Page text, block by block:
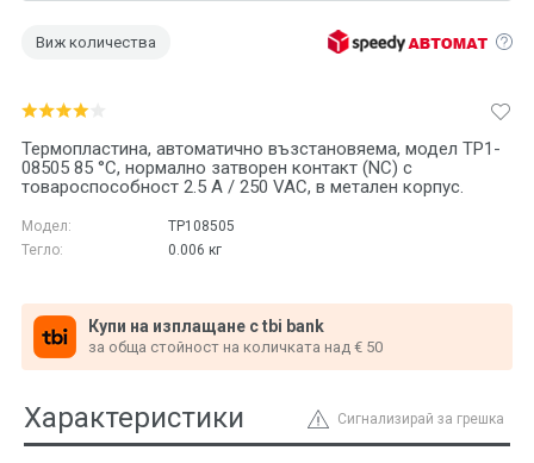
Термопластина, автоматично възстановяема, модел TP1-
08505 85 °C, нормално затворен контакт (NC) с
товароспособност 2.5 A / 250 VAC, в метален корпус.
Модел:
TP108505
Тегло:
0.006 кг
Купи на изплащане с tbi bank
за обща стойност на количката над € 50
Виж количества
Сигнализирай за грешка
Характеристики